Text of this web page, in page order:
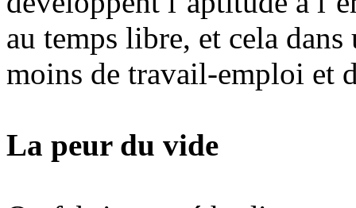
au temps libre, et cela
moins de travail-emploi et
La peur du vide